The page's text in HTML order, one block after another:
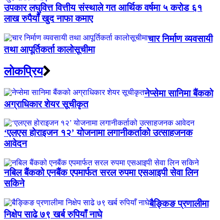
उपकार लघुवित्त वित्तीय संस्थाले गत आर्थिक वर्षमा ५ करोड ६१
लाख रुपैयाँ खुद नाफा कमाए
चार निर्माण व्यवसायी
तथा आपूर्तिकर्ता कालोसूचीमा
लाेकप्रिय
नेप्सेमा सानिमा बैंकको
अग्राधिकार शेयर सूचीकृत
‘एलएस होराइजन १२’ योजनामा लगानीकर्ताको उत्साहजनक
आवेदन
नबिल बैंकको एनबैंक एपमार्फत सरल रुपमा एसआइपी सेवा लिन
सकिने
बैङ्किङ प्रणालीमा
निक्षेप साढे ७९ खर्ब रुपियाँ नाघे